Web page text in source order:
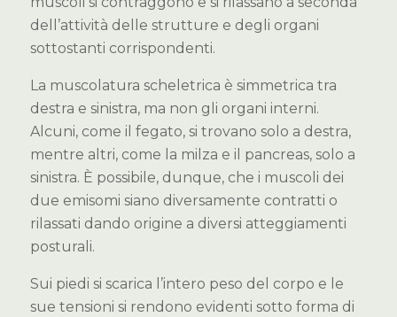
dell’attività delle strutture e degli organi
sottostanti corrispondenti.
La muscolatura scheletrica è simmetrica tra
destra e sinistra, ma non gli organi interni.
Alcuni, come il fegato, si trovano solo a destra,
mentre altri, come la milza e il pancreas, solo a
sinistra. È possibile, dunque, che i muscoli dei
due emisomi siano diversamente contratti o
rilassati dando origine a diversi atteggiamenti
posturali.
Sui piedi si scarica l’intero peso del corpo e le
sue tensioni si rendono evidenti sotto forma di